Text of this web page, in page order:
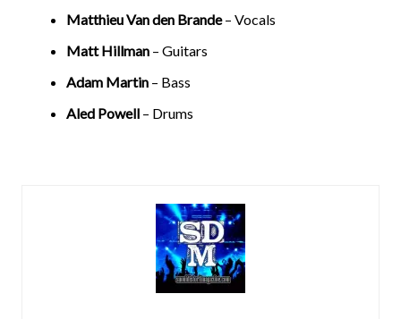
Matthieu Van den Brande– Vocals
Matt Hillman– Guitars
Adam Martin– Bass
Aled Powell– Drums